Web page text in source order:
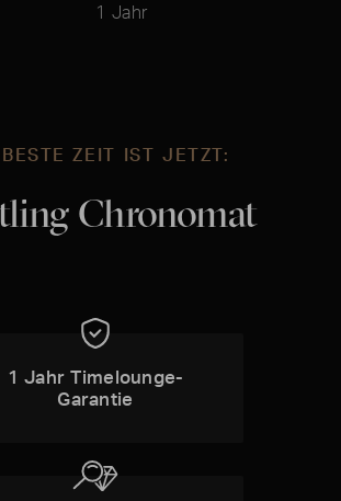
1 Jahr
ZEIT IST JETZT:
Chronomat
1 Jahr Timelounge-
Garantie